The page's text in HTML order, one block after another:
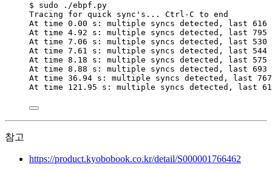
$ sudo
./ebpf.py
Tracing
for quick sync ' s... Ctrl-C to end
At time 0.00 s: multiple syncs detected, last 616
At time 4.92 s: multiple syncs detected, last 795
At time 7.06 s: multiple syncs detected, last 530
At time 7.61 s: multiple syncs detected, last 544
At time 8.18 s: multiple syncs detected, last 575
At time 8.88 s: multiple syncs detected, last 693
At time 36.94 s: multiple syncs detected, last 767
At time 121.95 s: multiple syncs detected, last
참고
https://product.kyobobook.co.kr/detail/S000001766462